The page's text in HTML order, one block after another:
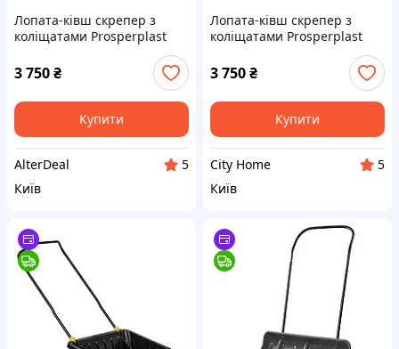
Лопата-ківш скрепер з
коліщатами Prosperplast
Arctic L Eco, 67х150 см, ковш
пластик, ручка метал
AlterDeal
3 750₴
Купити
AlterDeal
5
Київ
Лопата-ківш скрепер з
коліщатами Prosperplast
Arctic L Eco, 67х150 см, ковш
пластик, ручка метал
3 750₴
Купити
City Home
5
Київ